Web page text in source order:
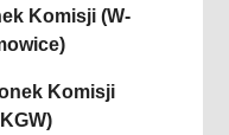
Komisji (W-
Komisji